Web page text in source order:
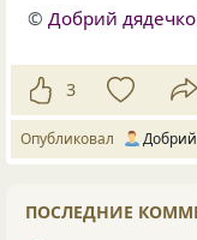
© Добрий
3
Опубликовал
ПОСЛЕДНИЕ